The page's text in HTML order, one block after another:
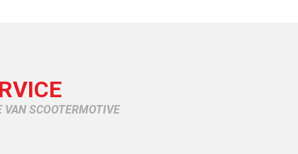
VAN SCOOTERMOTIVE